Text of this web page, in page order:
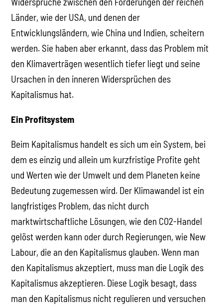
Länder, wie der USA, und denen der
Entwicklungsländern, wie China und Indien, scheitern
werden. Sie haben aber erkannt, dass das Problem mit
den Klimaverträgen wesentlich tiefer liegt und seine
Ursachen in den inneren Widersprüchen des
Kapitalismus hat.
Ein Profitsystem
Beim Kapitalismus handelt es sich um ein System, bei
dem es einzig und allein um kurzfristige Profite geht
und Werten wie der Umwelt und dem Planeten keine
Bedeutung zugemessen wird. Der Klimawandel ist ein
langfristiges Problem, das nicht durch
marktwirtschaftliche Lösungen, wie den CO2-Handel
gelöst werden kann oder durch Regierungen, wie New
Labour, die an den Kapitalismus glauben. Wenn man
den Kapitalismus akzeptiert, muss man die Logik des
Kapitalismus akzeptieren. Diese Logik besagt, dass
man den Kapitalismus nicht regulieren und versuchen